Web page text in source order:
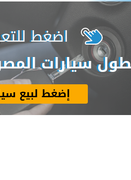
اضغط
سيارات
إضغط لبيع